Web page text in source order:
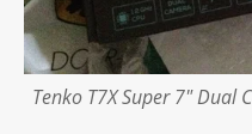
Tenko T7X Super 7" Dual